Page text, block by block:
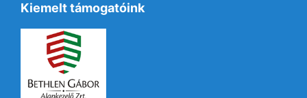
Kiemelt támogatóink